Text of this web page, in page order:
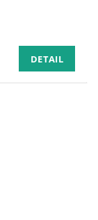
DETAIL